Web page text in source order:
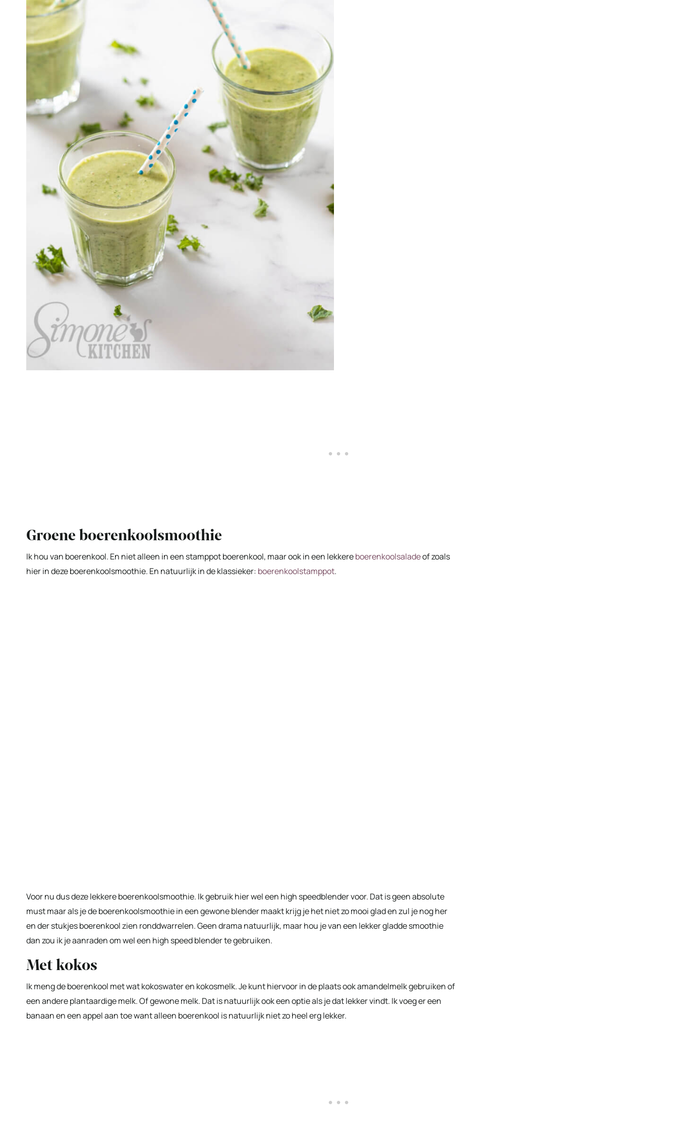
Groene boerenkoolsmoothie
Ik hou van boerenkool. En niet alleen in een stamppot boerenkool, maar ook in een lekkereboerenkoolsaladeof zoals
hier in deze boerenkoolsmoothie. En natuurlijk in de klassieker: boerenkoolstamppot.
Voor nu dus deze lekkere boerenkoolsmoothie. Ik gebruik hier wel een high speedblender voor. Dat is geen absolute
must maar als je de boerenkoolsmoothie in een gewone blender maakt krijg je het niet zo mooi glad en zul je nog her
en der stukjes boerenkool zien ronddwarrelen. Geen drama natuurlijk, maar hou je van een lekker gladde smoothie
dan zou ik je aanraden om wel een high speed blender te gebruiken.
Met kokos
Ik meng de boerenkool met wat kokoswater en kokosmelk. Je kunt hiervoor in de plaats ook amandelmelk gebruiken of
een andere plantaardige melk. Of gewone melk. Dat is natuurlijk ook een optie als je dat lekker vindt. Ik voeg er een
banaan en een appel aan toe want alleen boerenkool is natuurlijk niet zo heel erg lekker.